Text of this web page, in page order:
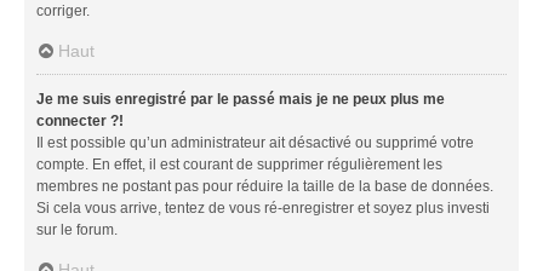
corriger.
Haut
Je me suis enregistré par le passé mais je ne peux plus me
connecter ?!
Il est possible qu’un administrateur ait désactivé ou supprimé votre
compte. En effet, il est courant de supprimer régulièrement les
membres ne postant pas pour réduire la taille de la base de données.
Si cela vous arrive, tentez de vous ré-enregistrer et soyez plus investi
sur le forum.